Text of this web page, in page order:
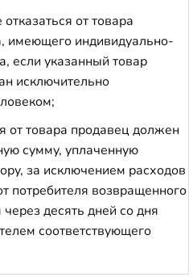
от товара
имеющего индивидуально-
если указанный товар
исключительно
от товара продавец должен
сумму, уплаченную
за исключением расходов
потребителя возвращенного
десять дней со дня
соответствующего